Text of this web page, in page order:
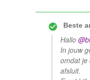
Beste
Hallo
In jouw
omdat je
afsluit.